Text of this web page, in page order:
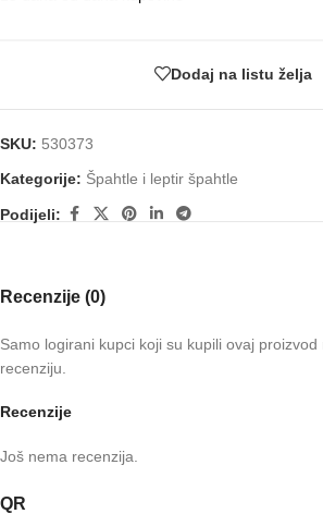
Dodaj na listu želja
SKU: 530373
Kategorije: Špahtle i leptir špahtle
Podijeli:
Recenzije (0)
Recenzije
Još nema recenzija.
Samo logirani kupci koji su kupili ovaj
recenziju.
QR